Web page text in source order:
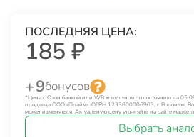
ПОСЛЕДНЯЯ ЦЕНА:
185 ₽
+ 9бонусов
*Цена с Озон банком или WB кошельком по состоянию на
продавца ООО «Прайм» (ОГРН 1233600006903, г. Воронеж,
может изменяться. Актуальную цену уточняйте на сайте
Выбрать